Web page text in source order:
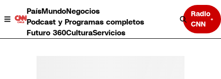
PaísMundoNegocios
Podcast y Programas completos
Futuro 360CulturaServicios
Radio
CNN